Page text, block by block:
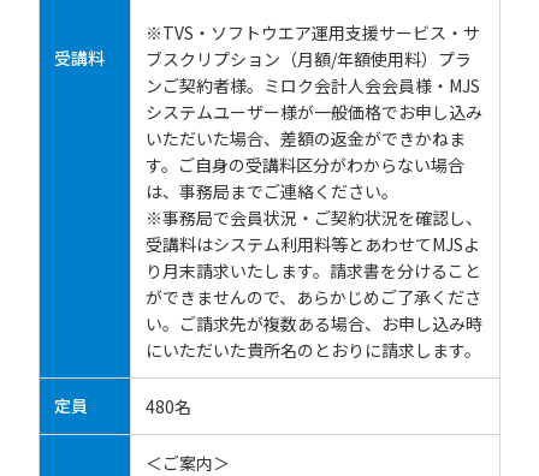
受講料
※TVS・ソフトウエア運用支援サービス・サ
ブスクリプション（月額/年額使用料）プラ
ンご契約者様。ミロク会計人会会員様・MJS
システムユーザー様が一般価格でお申し込み
いただいた場合、差額の返金ができかねま
す。ご自身の受講料区分がわからない場合
は、事務局までご連絡ください。
※事務局で会員状況・ご契約状況を確認し、
受講料はシステム利用料等とあわせてMJSよ
り月末請求いたします。請求書を分けること
ができませんので、あらかじめご了承くださ
い。ご請求先が複数ある場合、お申し込み時
にいただいた貴所名のとおりに請求します。
定員 480名
＜ご案内＞